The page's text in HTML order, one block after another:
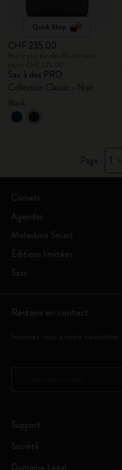
Quick Shop
CHF 235.00
Sac à dos PRO
Collection Classic - Noir
Page : 1
Carnets
Agendas
Moleskine Smart
Éditions limitées
Sacs
Restons en contact
Inscrivez-vous à notre newsletter
Support
Société